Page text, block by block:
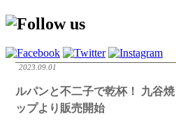
2023.09.01
ルパンと不二子で乾杯！ 九谷
ップより販売開始